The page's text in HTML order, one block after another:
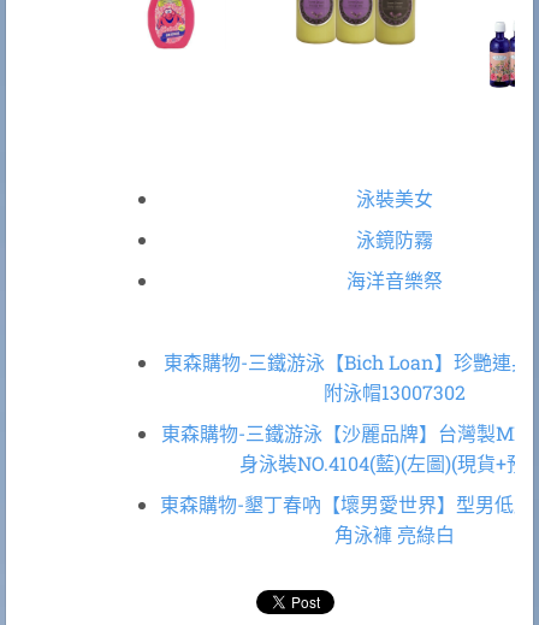
泳裝美女
泳鏡防霧
海洋音樂祭
東森購物-三鐵游泳【Bich Loan】珍艷連身
附泳帽13007302
東森購物-三鐵游泳【沙麗品牌】台灣製MIT
身泳裝NO.4104(藍)(左圖)(現貨+預
東森購物-墾丁春吶【壞男愛世界】型男低
角泳褲 亮綠白